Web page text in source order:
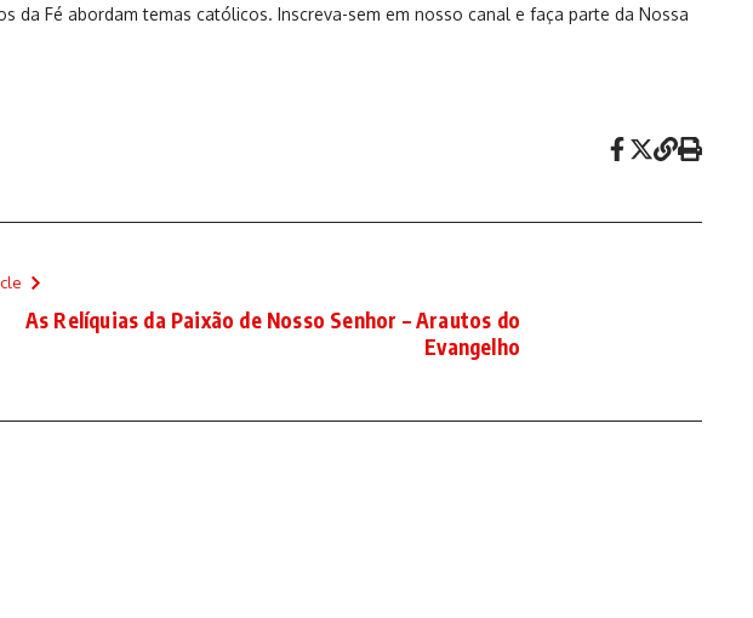
Fé abordam temas católicos. Inscreva-sem em nosso canal e faça parte da Nossa
As Relíquias da Paixão de Nosso Senhor – Arautos do
Evangelho